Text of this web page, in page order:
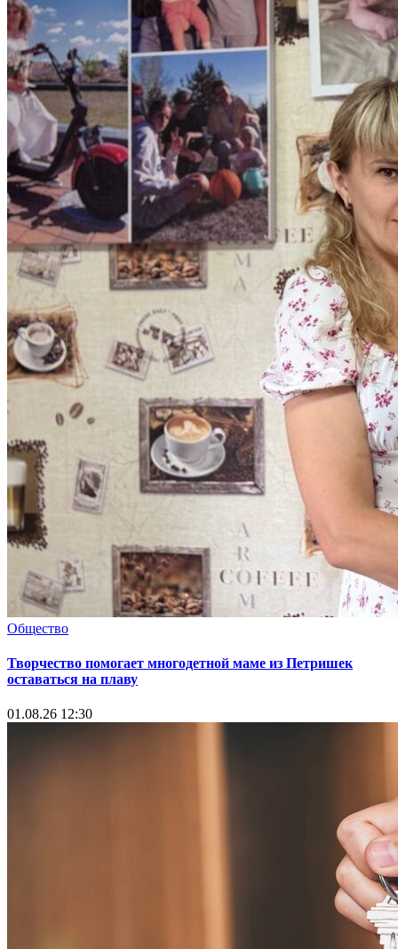
Общество
Творчество помогает многодетной маме из Петришек
оставаться на плаву
01.08.26 12:30